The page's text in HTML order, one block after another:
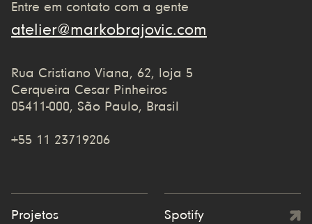
Entre em contato com a gente
atelier@markobrajovic.com
Rua Cristiano Viana, 62, loja 5
Cerqueira Cesar Pinheiros
05411-000, São Paulo, Brasil
+55 11 23719206
Projetos
Spotify